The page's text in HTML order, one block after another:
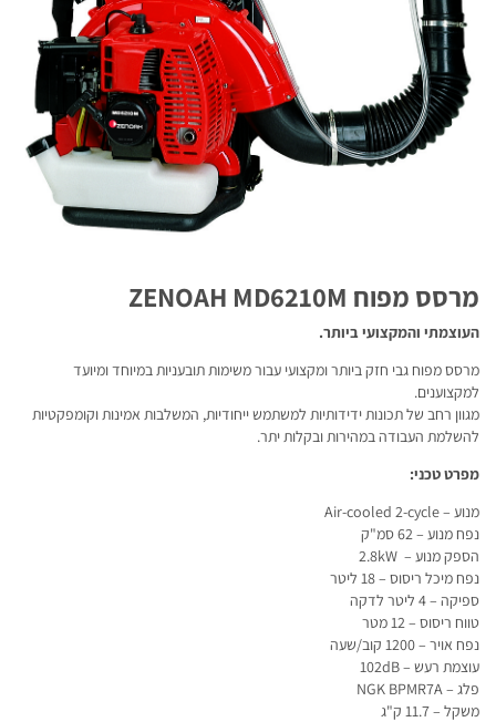
מרסס מפוח ZENOAH MD6210M
העוצמתי והמקצועי ביותר.
מרסס מפוח גבי חזק ביותר ומקצועי עבור משימות תובעניות במיוחד ומיועד
למקצוענים.
מגוון רחב של תכונות ידידותיות למשתמש ייחודיות, המשלבות אמינות וקומפקטיות
להשלמת העבודה במהירות ובקלות יתר.
מפרט טכני:
מנוע – Air-cooled 2-cycle
נפח מנוע – 62 סמ"ק
הספק מנוע – 2.8kW
נפח מיכל ריסוס – 18 ליטר
ספיקה – 4 ליטר לדקה
טווח ריסוס – 12 מטר
נפח אויר – 1200 קוב/שעה
עוצמת רעש – 102dB
פלג – NGK BPMR7A
משקל – 11.7 ק"ג